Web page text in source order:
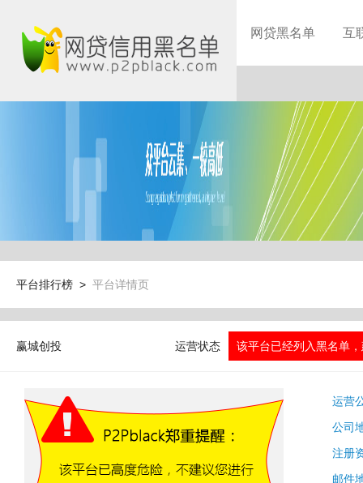
网贷黑名单 互
平台排行榜 > 平台详情页
赢城创投 运营状态 该平台已经列入黑名单
运营
公司
注册
邮件